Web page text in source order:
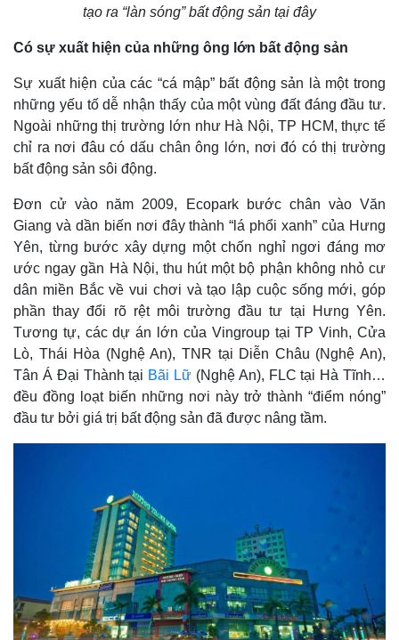
tạo ra “làn sóng” bất động sản tại đây
Có sự xuất hiện của những ông lớn bất động sản
Sự xuất hiện của các “cá mập” bất động sản là một trong
những yếu tố dễ nhận thấy của một vùng đất đáng đầu tư.
Ngoài những thị trường lớn như Hà Nội, TP HCM, thực tế
chỉ ra nơi đâu có dấu chân ông lớn, nơi đó có thị trường
bất động sản sôi động.
Đơn cử vào năm 2009, Ecopark bước chân vào Văn
Giang và dần biến nơi đây thành “lá phổi xanh” của Hưng
Yên, từng bước xây dựng một chốn nghỉ ngơi đáng mơ
ước ngay gần Hà Nội, thu hút một bộ phận không nhỏ cư
dân miền Bắc về vui chơi và tạo lập cuộc sống mới, góp
phần thay đổi rõ rệt môi trường đầu tư tại Hưng Yên.
Tương tự, các dự án lớn của Vingroup tại TP Vinh, Cửa
Lò, Thái Hòa (Nghệ An), TNR tại Diễn Châu (Nghệ An),
Tân Á Đại Thành tại Bãi Lữ (Nghệ An), FLC tại Hà Tĩnh…
đều đồng loạt biến những nơi này trở thành “điểm nóng”
đầu tư bởi giá trị bất động sản đã được nâng tầm.